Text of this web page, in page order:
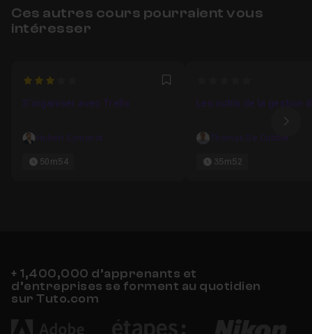
Ces autres cours pourraient vous
intéresser
3 Favori
S'organiser avec Trello
Hubert Eymonot
50m54
Les outils de la gestion
Thomas De Cubber
35m52
+ 1,400,000 d’apprenants et
d’entreprises se forment au quotidien
sur Tuto.com